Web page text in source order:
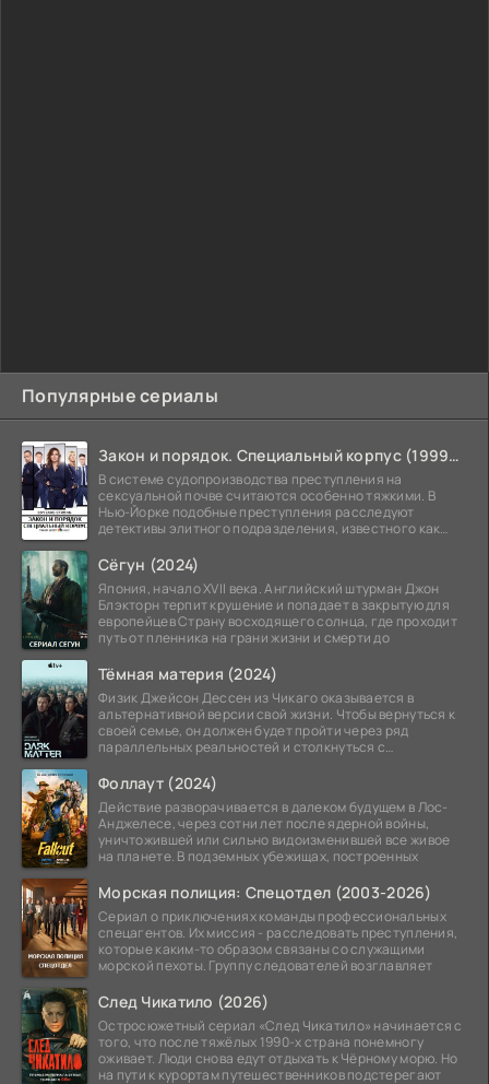
Популярные сериалы
Закон и порядок. Специальный корпус (1999-2026)
В системе судопроизводства преступления на
сексуальной почве считаются особенно тяжкими. В
Нью-Йорке подобные преступления расследуют
детективы элитного подразделения, известного как
Сёгун (2024)
Япония, начало XVII века. Английский штурман Джон
Блэкторн терпит крушение и попадает в закрытую для
европейцев Страну восходящего солнца, где проходит
путь от пленника на грани жизни и смерти до
Тёмная материя (2024)
Физик Джейсон Дессен из Чикаго оказывается в
альтернативной версии свой жизни. Чтобы вернуться к
своей семье, он должен будет пройти через ряд
параллельных реальностей и столкнуться с
Фоллаут (2024)
Действие разворачивается в далеком будущем в Лос-
Анджелесе, через сотни лет после ядерной войны,
уничтожившей или сильно видоизменившей все живое
на планете. В подземных убежищах, построенных
Морская полиция: Спецотдел (2003-2026)
Сериал о приключениях команды профессиональных
спецагентов. Их миссия - расследовать преступления,
которые каким-то образом связаны со служащими
морской пехоты. Группу следователей возглавляет
След Чикатило (2026)
Остросюжетный сериал «След Чикатило» начинается с
того, что после тяжёлых 1990-х страна понемногу
оживает. Люди снова едут отдыхать к Чёрному морю. Но
на пути к курортам путешественников подстерегают